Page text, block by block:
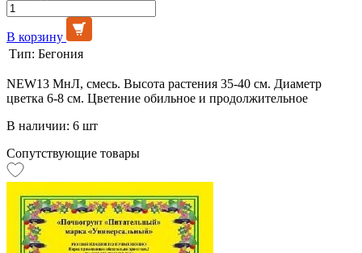
В корзину
Тип: Бегония
NEW13 МнЛ, смесь. Высота растения 35-40 см. Диаметр
цветка 6-8 см. Цветение обильное и продолжительное
В наличии: 6 шт
Сопутствующие товары